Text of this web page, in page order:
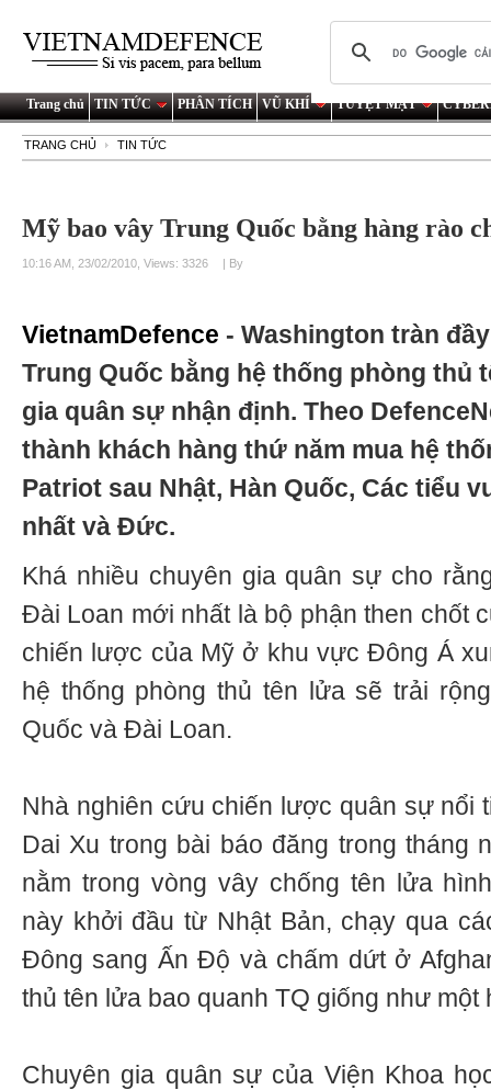
Trang chủ TIN TỨC PHÂN TÍCH VŨ KHÍ TUYỆT MẬT
TRANG CHỦ TIN TỨC
Mỹ bao vây Trung Quốc bằng hàng rào
10:16 AM, 23/02/2010, Views: 3326 | By
VietnamDefence - Washington tràn
Trung Quốc bằng hệ thống phòng thủ
gia quân sự nhận định. Theo
thành khách hàng thứ năm mua hệ
Patriot sau Nhật, Hàn Quốc, Các tiểu
nhất và Đức.
Khá nhiều chuyên gia quân sự cho
Đài Loan mới nhất là bộ phận then chốt
chiến lược của Mỹ ở khu vực Đông Á
hệ thống phòng thủ tên lửa sẽ trải
Quốc và Đài Loan.
Nhà nghiên cứu chiến lược quân sự nổi
Dai Xu trong bài báo đăng trong tháng
nằm trong vòng vây chống tên lửa
này khởi đầu từ Nhật Bản, chạy qua
Đông sang Ấn Độ và chấm dứt ở
thủ tên lửa bao quanh TQ giống như một
Chuyên gia quân sự của Viện Khoa